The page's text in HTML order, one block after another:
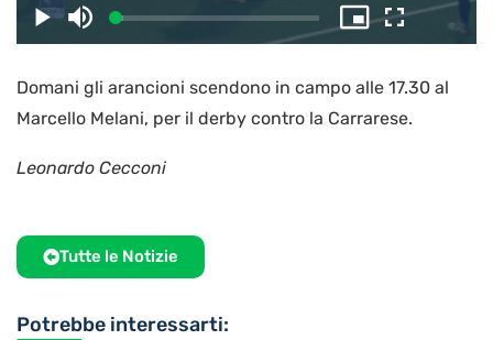
il
video
PlayDisattiva
l’audio
Caricato:
3.53%
Picture-
in-
Schermo
intero
Domani gli arancioni scendono in campo alle 17.30 al
Marcello Melani, per il derby contro la Carrarese.
Leonardo Cecconi
Tutte le Notizie
Potrebbe interessarti: